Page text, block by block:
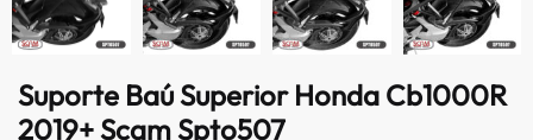
Suporte Baú Superior Honda Cb1000R
2019+ Scam Spto507